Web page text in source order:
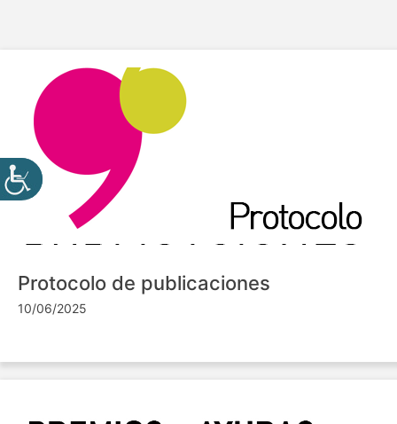
Protocolo de publicaciones
10/06/2025